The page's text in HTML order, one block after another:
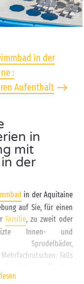
in der
:
Aufenthalt
in
mit
der
in der Aquitaine
auf Sie, für einen
Familie, zu zweit oder
Innen- und
Sprudelbäder,
Falls
Und wenn Sie